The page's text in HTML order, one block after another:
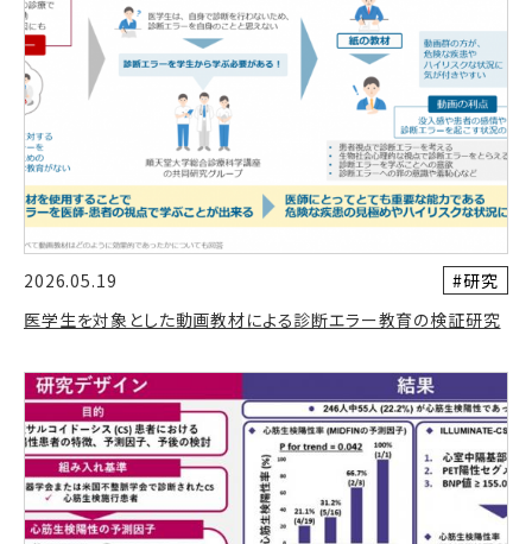
2026.05.19
#研究
医学生を対象とした動画教材による診断エラー教育の検証研究